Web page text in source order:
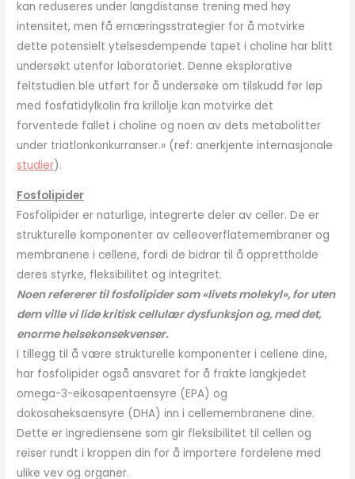
kan reduseres under langdistanse trening med høy
intensitet, men få ernæringsstrategier for å motvirke
dette potensielt ytelsesdempende tapet i choline har blitt
undersøkt utenfor laboratoriet. Denne eksplorative
feltstudien ble utført for å undersøke om tilskudd før løp
med fosfatidylkolin fra krillolje kan motvirke det
forventede fallet i choline og noen av dets metabolitter
under triatlonkonkurranser.» (ref: anerkjente internasjonale
studier).
Fosfolipider
Fosfolipider er naturlige, integrerte deler av celler. De er
strukturelle komponenter av celleoverflatemembraner og
membranene i cellene, fordi de bidrar til å opprettholde
deres styrke, fleksibilitet og integritet.
Noen refererer til fosfolipider som «livets molekyl», for uten
dem ville vi lide kritisk cellulær dysfunksjon og, med det,
enorme helsekonsekvenser.
I tillegg til å være strukturelle komponenter i cellene dine,
har fosfolipider også ansvaret for å frakte langkjedet
omega-3-eikosapentaensyre (EPA) og
dokosaheksaensyre (DHA) inn i cellemembranene dine.
Dette er ingrediensene som gir fleksibilitet til cellen og
reiser rundt i kroppen din for å importere fordelene med
ulike vev og organer.